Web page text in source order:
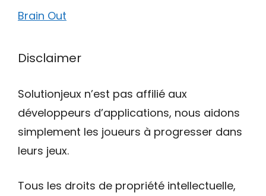
Brain Out
Disclaimer
Solutionjeux n’est pas affilié aux
développeurs d’applications, nous aidons
simplement les joueurs à progresser dans
leurs jeux.
Tous les droits de propriété intellectuelle,